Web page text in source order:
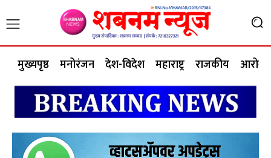
मुख्यपृष्ठ मनोरंजन देश-विदेश महाराष्ट्र राजकीय आरोग्य